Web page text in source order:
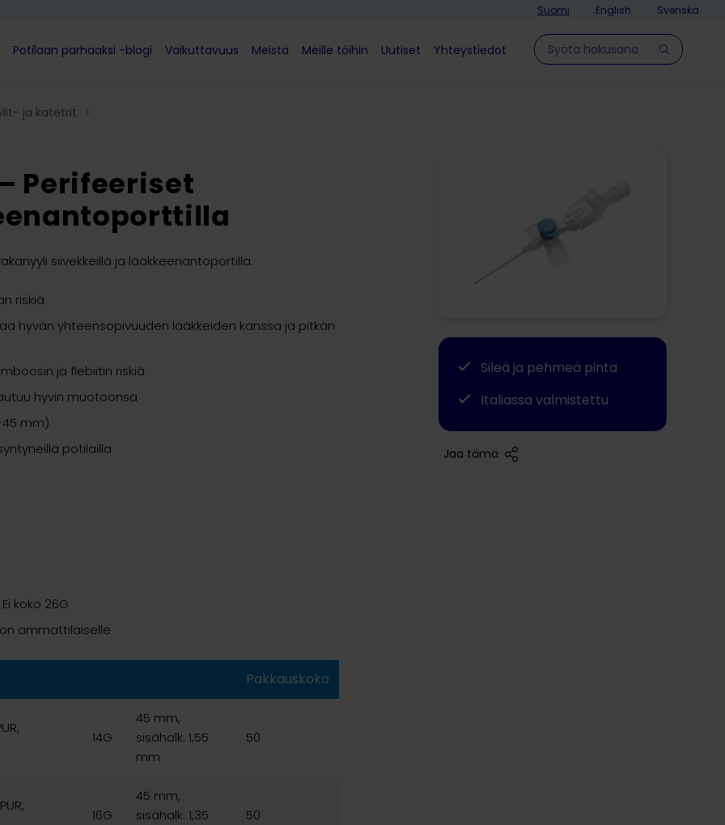
Suomi English Svenska
Potilaan parhaaksi -blogi Vaikuttavuus Meistä Meille töihin Uutiset
Yhteystiedot
Hae sivulla
ja katetrit >
Perifeeriset
siivekkeillä ja lääkkeenantoportilla.
riskiä
hyvän yhteensopivuuden lääkkeiden kanssa ja pitkän
ja flebiitin riskiä
hyvin muotoonsa
mm)
potilailla
koko 26G
ammattilaiselle
Pakkauskoko
14G
45 mm,
sisähalk. 1,55
mm
50
16G
45 mm,
sisähalk. 1,35
50
Sileä ja pehmeä pinta
Italiassa valmistettu
Jaa tämä